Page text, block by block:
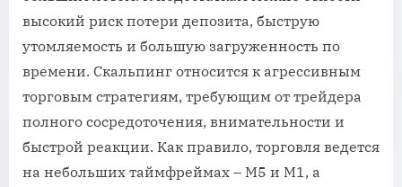
высокий риск потери депозита, быструю
утомляемость и большую загруженность по
времени. Скальпинг относится к агрессивным
торговым стратегиям, требующим от трейдера
полного сосредоточения, внимательности и
быстрой реакции. Как правило, торговля ведется
на небольших таймфреймах – M5 и M1, а